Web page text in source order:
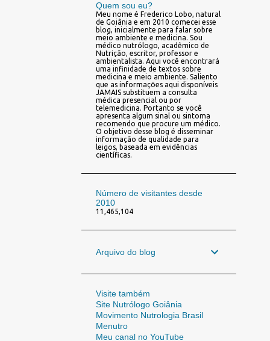
Quem sou eu?
Meu nome é Frederico Lobo, natural
de Goiânia e em 2010 comecei esse
blog, inicialmente para falar sobre
meio ambiente e medicina. Sou
médico nutrólogo, acadêmico de
Nutrição, escritor, professor e
ambientalista. Aqui você encontrará
uma infinidade de textos sobre
medicina e meio ambiente. Saliento
que as informações aqui disponíveis
JAMAIS substituem a consulta
médica presencial ou por
telemedicina. Portanto se você
apresenta algum sinal ou sintoma
recomendo que procure um médico.
O objetivo desse blog é disseminar
informação de qualidade para
leigos, baseada em evidências
científicas.
Número de visitantes desde
2010
11,465,104
Arquivo do blog
Visite também
Site Nutrólogo Goiânia
Movimento Nutrologia Brasil
Menutro
Meu canal no YouTube